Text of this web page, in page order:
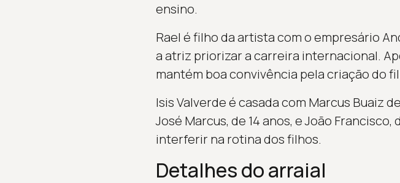
ensino.
Rael é filho da artista com o empresário
a atriz priorizar a carreira internacional.
mantém boa convivência pela criação do
Isis Valverde é casada com Marcus Buaiz
José Marcus, de 14 anos, e João
interferir na rotina dos filhos.
Detalhes do arraial